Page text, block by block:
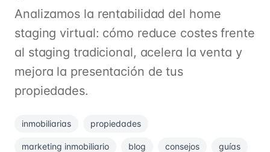
Analizamos la rentabilidad del home
staging virtual: cómo reduce costes frente
al staging tradicional, acelera la venta y
mejora la presentación de tus
propiedades.
inmobiliarias propiedades
marketing inmobiliario blog consejos guías